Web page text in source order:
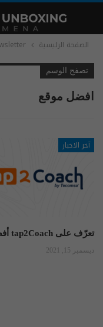
الصفحة الرئيسية
تصفح الوسم
افضل موقع
آخر الاخبار
تعرّف على tap2Coach أفضل منصة تدريبية على الاطلاق
ديسمبر 15, 2021